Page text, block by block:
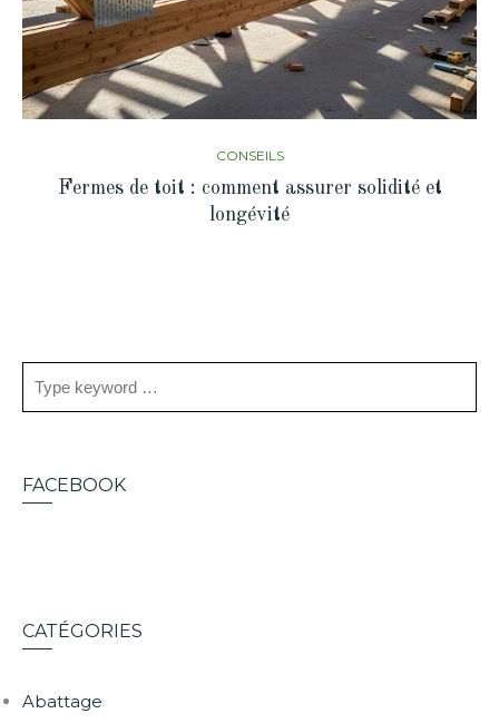
CONSEILS
Fermes de toit : comment assurer solidité et
longévité
FACEBOOK
CATÉGORIES
Abattage